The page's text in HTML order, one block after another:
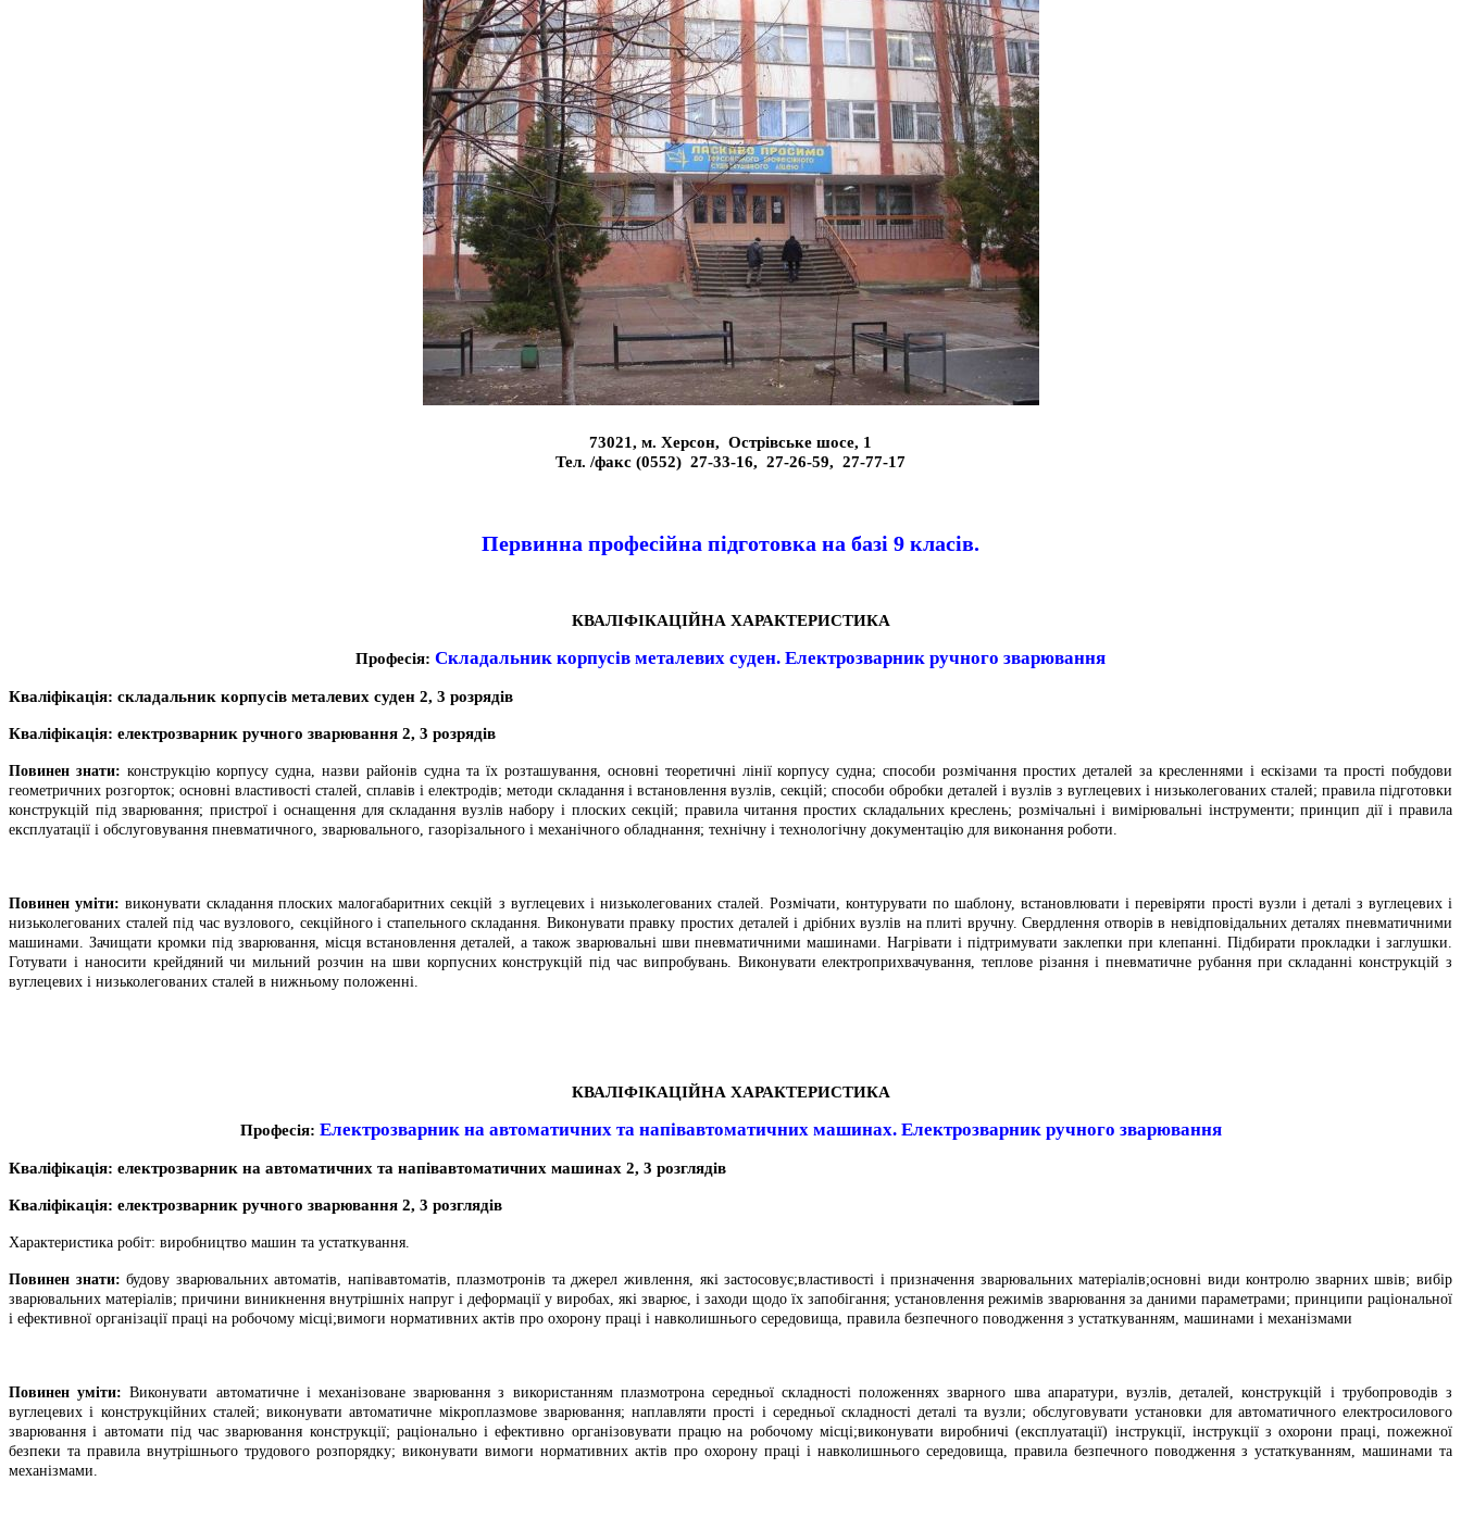
73021, м. Херсон, Острівське шосе, 1
Тел. /факс (0552) 27-33-16, 27-26-59, 27-77-17
Первинна професійна підготовка на базі 9 класів.
КВАЛІФІКАЦІЙНА ХАРАКТЕРИСТИКА
Професія: Складальник корпусів металевих суден. Електрозварник ручного зварювання
Кваліфікація: складальник корпусів металевих суден 2, 3 розрядів
Кваліфікація: електрозварник ручного зварювання 2, 3 розрядів
Повинен знати: конструкцію корпусу судна, назви районів судна та їх розташування, основні теоретичні лінії корпусу судна; способи розмічання простих деталей за кресленнями і ескізами та прості побудови
геометричних розгорток; основні властивості сталей, сплавів і електродів; методи складання і встановлення вузлів, секцій; способи обробки деталей і вузлів з вуглецевих і низьколегованих сталей; правила підготовки
конструкцій під зварювання; пристрої і оснащення для складання вузлів набору і плоских секцій; правила читання простих складальних креслень; розмічальні і вимірювальні інструменти; принцип дії і правила
експлуатації і обслуговування пневматичного, зварювального, газорізального і механічного обладнання; технічну і технологічну документацію для виконання роботи.
Повинен уміти: виконувати складання плоских малогабаритних секцій з вуглецевих і низьколегованих сталей. Розмічати, контурувати по шаблону, встановлювати і перевіряти прості вузли і деталі з вуглецевих і
низьколегованих сталей під час вузлового, секційного і стапельного складання. Виконувати правку простих деталей і дрібних вузлів на плиті вручну. Свердлення отворів в невідповідальних деталях пневматичними
машинами. Зачищати кромки під зварювання, місця встановлення деталей, а також зварювальні шви пневматичними машинами. Нагрівати і підтримувати заклепки при клепанні. Підбирати прокладки і заглушки.
Готувати і наносити крейдяний чи мильний розчин на шви корпусних конструкцій під час випробувань. Виконувати електроприхвачування, теплове різання і пневматичне рубання при складанні конструкцій з
вуглецевих і низьколегованих сталей в нижньому положенні.
КВАЛІФІКАЦІЙНА ХАРАКТЕРИСТИКА
Професія: Електрозварник на автоматичних та напівавтоматичних машинах. Електрозварник ручного зварювання
Кваліфікація: електрозварник на автоматичних та напівавтоматичних машинах 2, 3 розглядів
Кваліфікація: електрозварник ручного зварювання 2, 3 розглядів
Характеристика робіт: виробництво машин та устаткування.
Повинен знати: будову зварювальних автоматів, напівавтоматів, плазмотронів та джерел живлення, які застосовує;властивості і призначення зварювальних матеріалів;основні види контролю зварних швів; вибір
зварювальних матеріалів; причини виникнення внутрішніх напруг і деформації у виробах, які зварює, і заходи щодо їх запобігання; установлення режимів зварювання за даними параметрами; принципи раціональної
і ефективної організації праці на робочому місці;вимоги нормативних актів про охорону праці і навколишнього середовища, правила безпечного поводження з устаткуванням, машинами і механізмами
Повинен уміти: Виконувати автоматичне і механізоване зварювання з використанням плазмотрона середньої складності положеннях зварного шва апаратури, вузлів, деталей, конструкцій і трубопроводів з
вуглецевих і конструкційних сталей; виконувати автоматичне мікроплазмове зварювання; наплавляти прості і середньої складності деталі та вузли; обслуговувати установки для автоматичного електросилового
зварювання і автомати під час зварювання конструкції; раціонально і ефективно організовувати працю на робочому місці;виконувати виробничі (експлуатації) інструкції, інструкції з охорони праці, пожежної
безпеки та правила внутрішнього трудового розпорядку; виконувати вимоги нормативних актів про охорону праці і навколишнього середовища, правила безпечного поводження з устаткуванням, машинами та
механізмами.